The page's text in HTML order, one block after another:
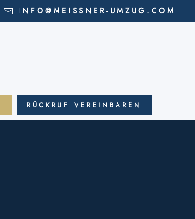
INFO@MEISSNER-UMZUG.COM
RÜCKRUF VEREINBAREN